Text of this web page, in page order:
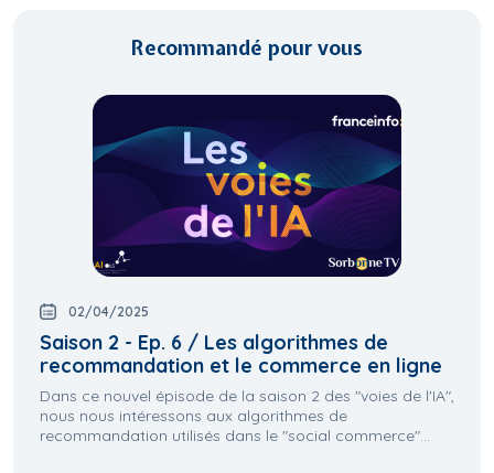
Recommandé pour vous
02/04/2025
Saison 2 - Ep. 6 / Les algorithmes de
recommandation et le commerce en ligne
Dans ce nouvel épisode de la saison 2 des "voies de l'IA",
nous nous intéressons aux algorithmes de
recommandation utilisés dans le "social commerce"...